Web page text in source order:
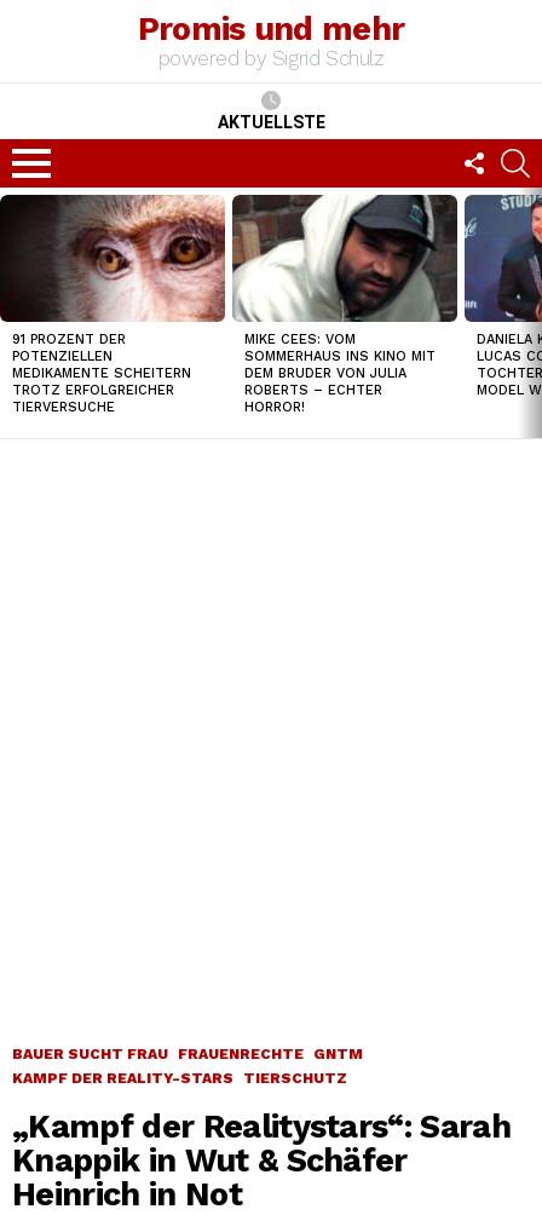
Promis und mehr
powered by Sigrid Schulz
AKTUELLSTE
Menu
US
TOP
91 PROZENT DER
POTENZIELLEN
MEDIKAMENTE SCHEITERN
TROTZ ERFOLGREICHER
TIERVERSUCHE
MIKE CEES: VOM
SOMMERHAUS INS KINO MIT
DEM BRUDER VON JULIA
ROBERTS – ECHTER
HORROR!
DANIELA
LUCAS
MODEL
BAUER SUCHT FRAU FRAUENRECHTE
GNTM
KAMPF DER REALITY-STARS
TIERSCHUTZ
„Kampf der Realitystars“: Sarah
Knappik in Wut & Schäfer
Heinrich in Not